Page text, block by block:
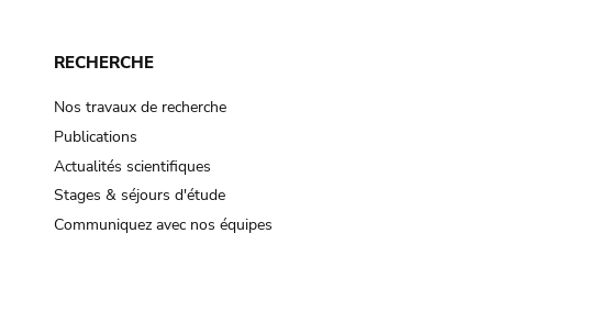
RECHERCHE
Nos travaux de recherche
Publications
Actualités scientifiques
Stages & séjours d'étude
Communiquez avec nos équipes